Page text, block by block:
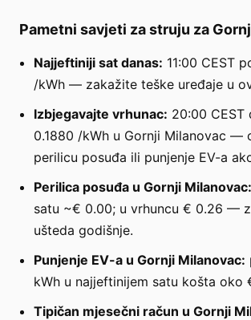
Pametni savjeti za struju za
Najjeftiniji sat danas: 11:00 CEST
/kWh — zakažite teške uređaje u
Izbjegavajte vrhunac: 20:00 CEST
0.1880 /kWh u Gornji Milanovac —
perilicu posuđa ili punjenje EV-a
Perilica posuđa u Gornji Milanovac:
satu ~€ 0.00; u vrhuncu € 0.26 —
ušteda godišnje.
Punjenje EV-a u Gornji Milanovac:
kWh u najjeftinijem satu košta oko
Tipičan mjesečni račun u Gornji